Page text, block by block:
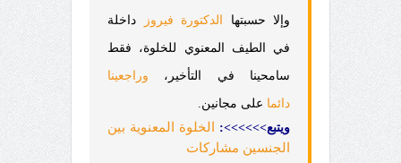
وإلا حسبتها الدكتورة فيروز داخلة
في الطيف المعنوي للخلوة، فقط
سامحينا في التأخير، وراجعينا
دائما على مجانين.
ويتبع>>>>>>: الخلوة المعنوية بين
الجنسين مشاركات